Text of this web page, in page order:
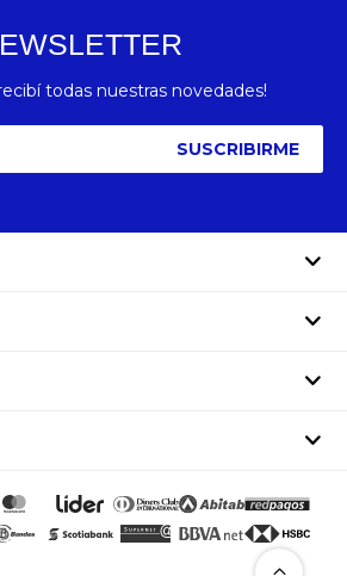
todas nuestras novedades!
SUSCRIBIRME